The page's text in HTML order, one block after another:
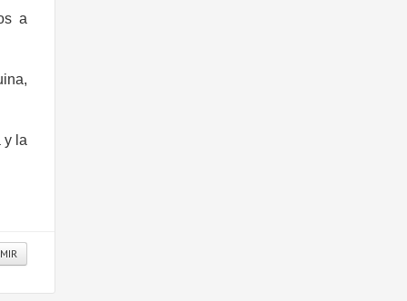
a
y la